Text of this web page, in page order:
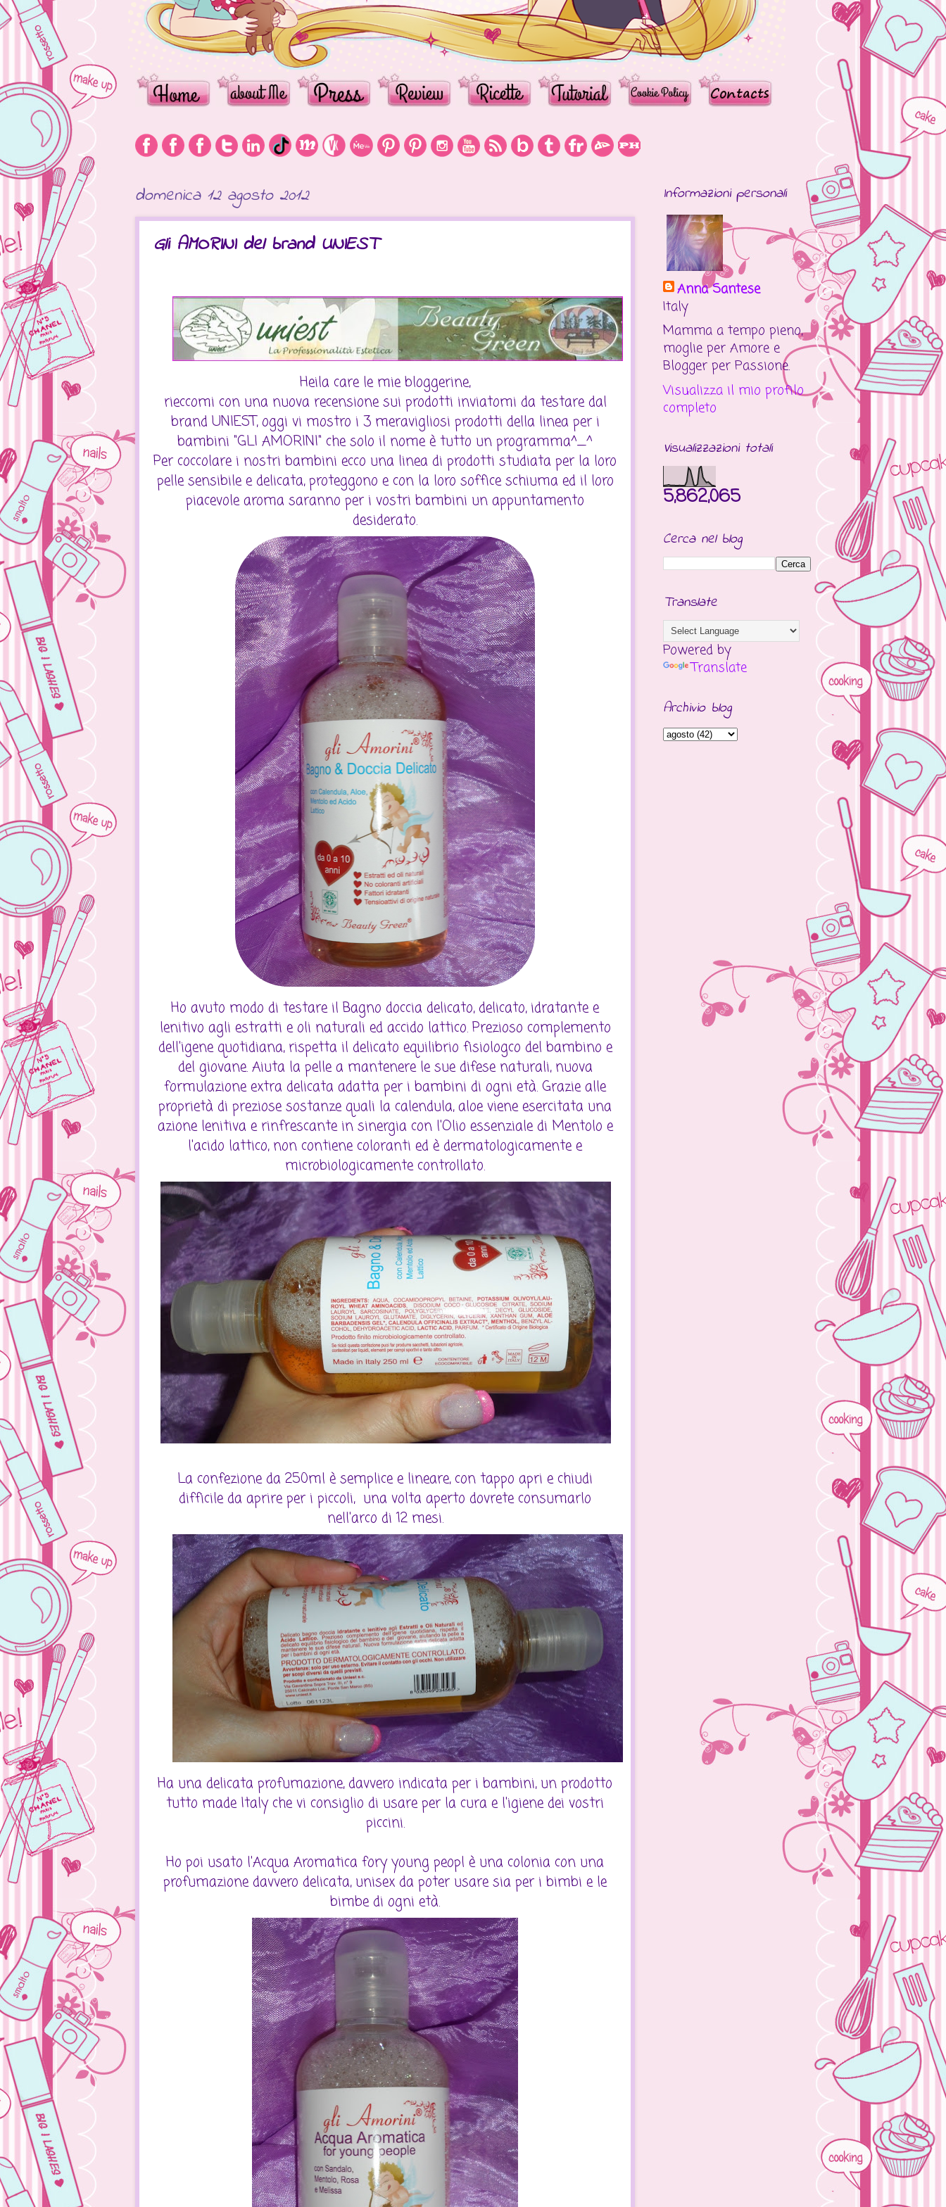
domenica 12 agosto 2012
Gli AMORINI del brand UNIEST
Heila care le mie bloggerine,
rieccomi con una nuova recensione sui prodotti inviatomi da testare dal
brand UNIEST, oggi vi mostro i 3 meravigliosi prodotti della linea per i
bambini "GLI AMORINI" che solo il nome è tutto un programma^_^
Per coccolare i nostri bambini ecco una linea di prodotti studiata per la loro
pelle sensibile e delicata, proteggono e con la loro soffice schiuma ed il loro
piacevole aroma saranno per i vostri bambini un appuntamento
desiderato.
Ho avuto modo di testare il Bagno doccia delicato, delicato, idratante e
lenitivo agli estratti e oli naturali ed accido lattico. Prezioso complemento
dell'igene quotidiana, rispetta il delicato equilibrio fisiologco del bambino e
del giovane. Aiuta la pelle a mantenere le sue difese naturali, nuova
formulazione extra delicata adatta per i bambini di ogni età. Grazie alle
proprietà di preziose sostanze quali la calendula, aloe viene esercitata una
azione lenitiva e rinfrescante in sinergia con l'Olio essenziale di Mentolo e
l'acido lattico, non contiene coloranti ed è dermatologicamente e
microbiologicamente controllato.
La confezione da 250ml è semplice e lineare, con tappo apri e chiudi
difficile da aprire per i piccoli, una volta aperto dovrete consumarlo
nell'arco di 12 mesi.
Ha una delicata profumazione, davvero indicata per i bambini, un prodotto
tutto made Italy che vi consiglio di usare per la cura e l'igiene dei vostri
piccini.
Ho poi usato l'Acqua Aromatica fory young peopl è una colonia con una
profumazione davvero delicata, unisex da poter usare sia per i bimbi e le
bimbe di ogni età.
Informazioni personali
Anna Santese
Italy
Mamma a tempo pieno,
moglie per Amore e
Blogger per Passione.
Visualizza il mio profilo
completo
Visualizzazioni totali
5,862,065
Cerca nel blog
Translate
Powered by
Translate
Archivio blog